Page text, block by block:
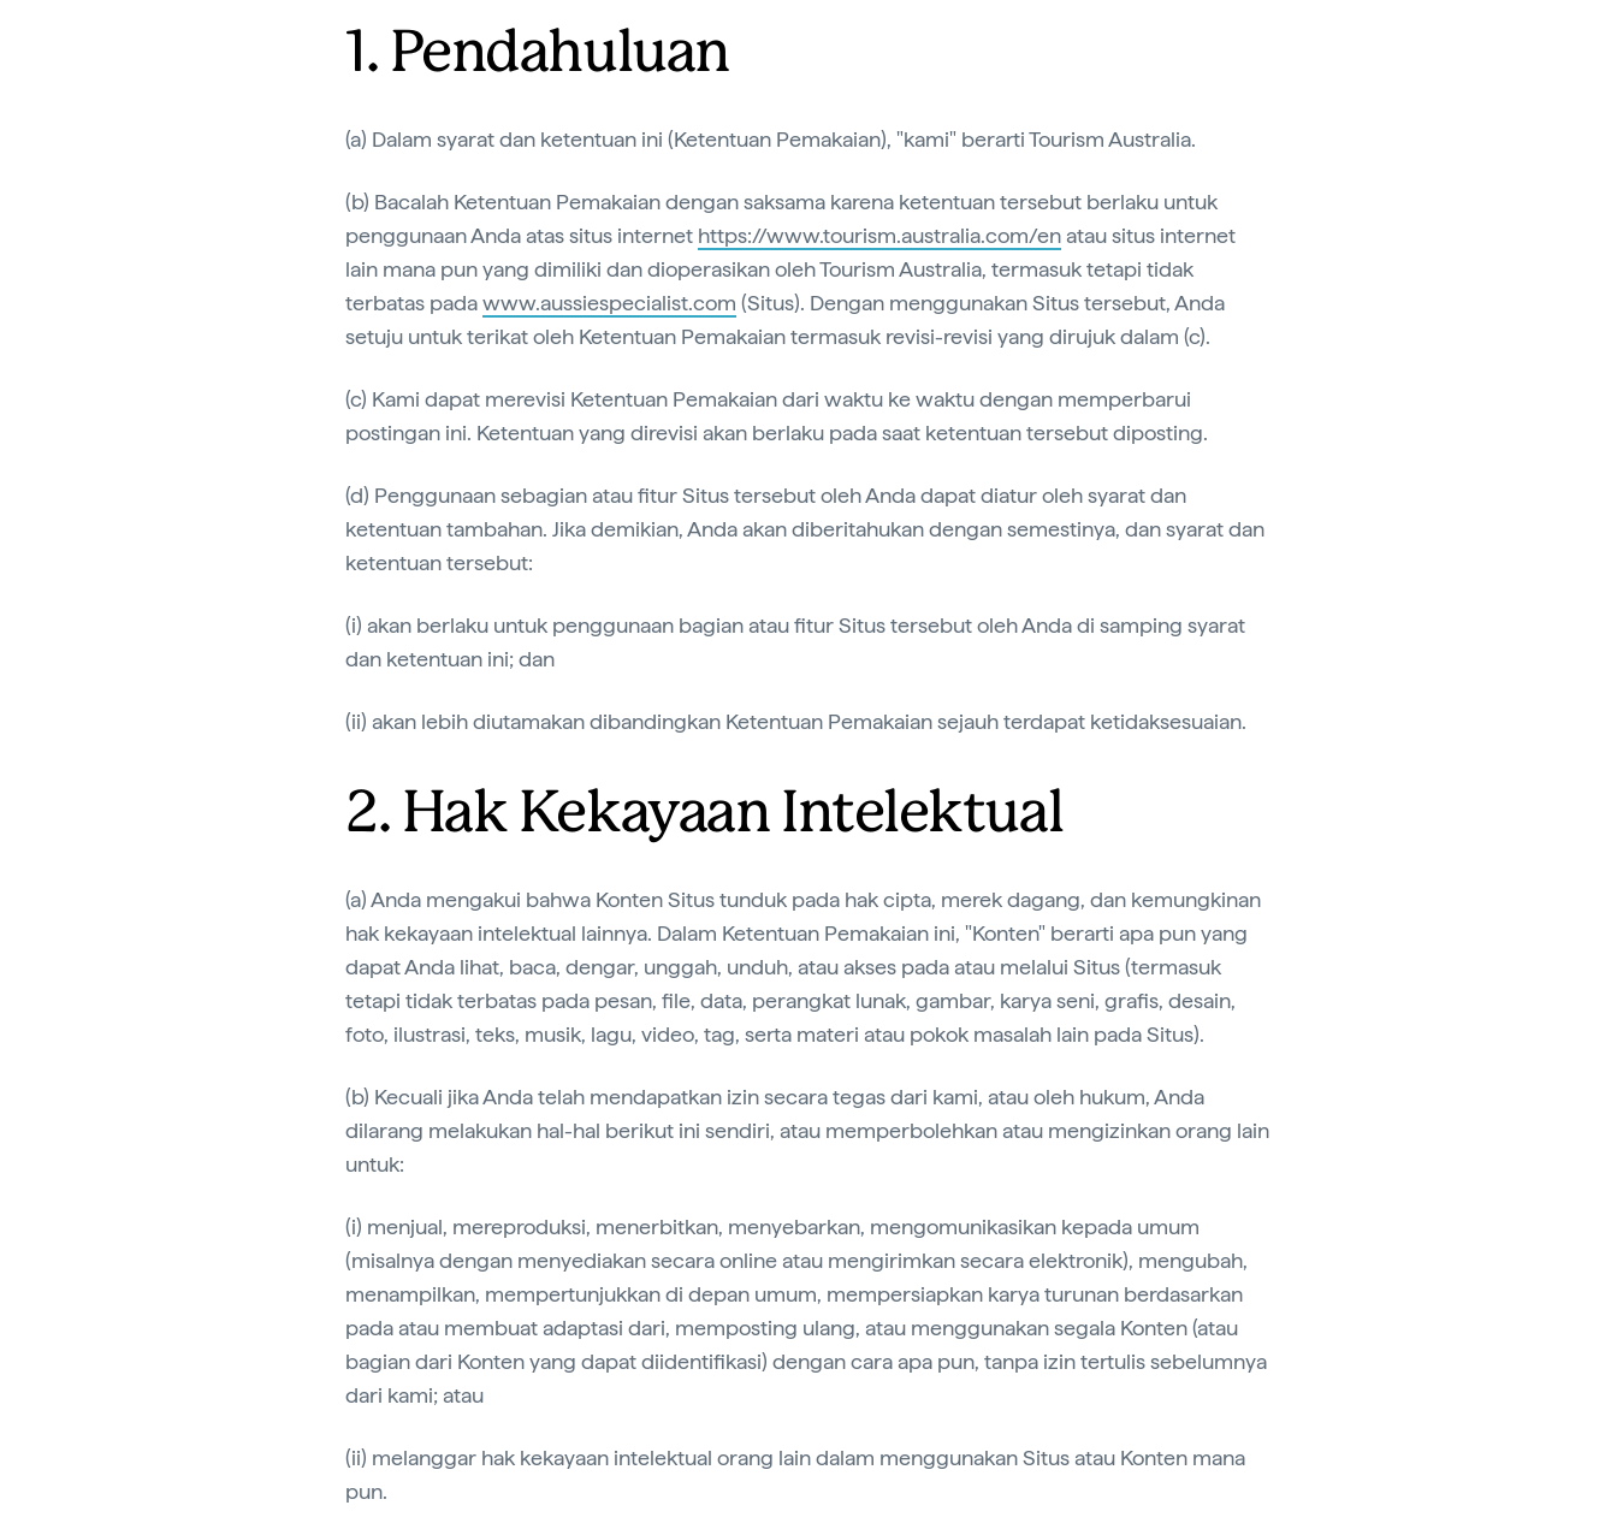
1. Pendahuluan
(a) Dalam syarat dan ketentuan ini (Ketentuan Pemakaian), "kami" berarti Tourism Australia.
(b) Bacalah Ketentuan Pemakaian dengan saksama karena ketentuan tersebut berlaku untuk
penggunaan Anda atas situs internet https://www.tourism.australia.com/enatau situs internet
lain mana pun yang dimiliki dan dioperasikan oleh Tourism Australia, termasuk tetapi tidak
terbatas padawww.aussiespecialist.com (Situs). Dengan menggunakan Situs tersebut, Anda
setuju untuk terikat oleh Ketentuan Pemakaian termasuk revisi-revisi yang dirujuk dalam (c).
(c) Kami dapat merevisi Ketentuan Pemakaian dari waktu ke waktu dengan memperbarui
postingan ini. Ketentuan yang direvisi akan berlaku pada saat ketentuan tersebut diposting.
(d) Penggunaan sebagian atau fitur Situs tersebut oleh Anda dapat diatur oleh syarat dan
ketentuan tambahan. Jika demikian, Anda akan diberitahukan dengan semestinya, dan syarat dan
ketentuan tersebut:
(i) akan berlaku untuk penggunaan bagian atau fitur Situs tersebut oleh Anda di samping syarat
dan ketentuan ini; dan
(ii) akan lebih diutamakan dibandingkan Ketentuan Pemakaian sejauh terdapat ketidaksesuaian.
2. Hak Kekayaan Intelektual
(a) Anda mengakui bahwa Konten Situs tunduk pada hak cipta, merek dagang, dan kemungkinan
hak kekayaan intelektual lainnya. Dalam Ketentuan Pemakaian ini, "Konten" berarti apa pun yang
dapat Anda lihat, baca, dengar, unggah, unduh, atau akses pada atau melalui Situs (termasuk
tetapi tidak terbatas pada pesan, file, data, perangkat lunak, gambar, karya seni, grafis, desain,
foto, ilustrasi, teks, musik, lagu, video, tag, serta materi atau pokok masalah lain pada Situs).
(b) Kecuali jika Anda telah mendapatkan izin secara tegas dari kami, atau oleh hukum, Anda
dilarang melakukan hal-hal berikut ini sendiri, atau memperbolehkan atau mengizinkan orang lain
untuk:
(i) menjual, mereproduksi, menerbitkan, menyebarkan, mengomunikasikan kepada umum
(misalnya dengan menyediakan secara online atau mengirimkan secara elektronik), mengubah,
menampilkan, mempertunjukkan di depan umum, mempersiapkan karya turunan berdasarkan
pada atau membuat adaptasi dari, memposting ulang, atau menggunakan segala Konten (atau
bagian dari Konten yang dapat diidentifikasi) dengan cara apa pun, tanpa izin tertulis sebelumnya
dari kami; atau
(ii) melanggar hak kekayaan intelektual orang lain dalam menggunakan Situs atau Konten mana
pun.